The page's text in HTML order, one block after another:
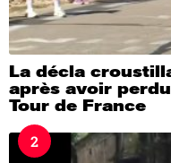
La décla
après avoir
Tour de France
2